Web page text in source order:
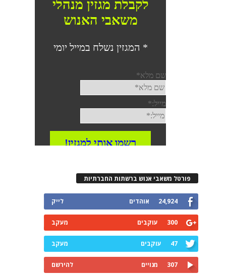
פורטל משאבי אנוש ברשתות החברתיות
24,924 אוהדים לייק
300 עוקבים מעקב
47 עוקבים מעקב
307 מנויים להירשם